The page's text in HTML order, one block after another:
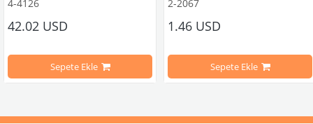
4-4126
42.02 USD
Sepete Ekle
2-2067
1.46 USD
Sepete Ekle